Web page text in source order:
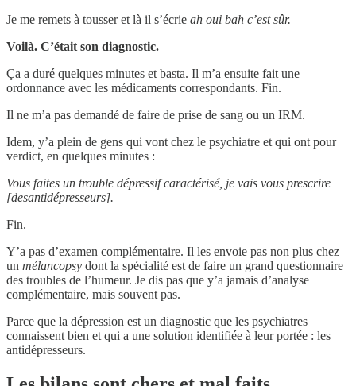
Je me remets à tousser et là il s’écrie ah oui bah c’est sûr.
Voilà. C’était son diagnostic.
Ça a duré quelques minutes et basta. Il m’a ensuite fait une
ordonnance avec les médicaments correspondants. Fin.
Il ne m’a pas demandé de faire de prise de sang ou un IRM.
Idem, y’a plein de gens qui vont chez le psychiatre et qui ont pour
verdict, en quelques minutes :
Vous faites un trouble dépressif caractérisé, je vais vous prescrire
[desantidépresseurs].
Fin.
Y’a pas d’examen complémentaire. Il les envoie pas non plus chez
un mélancopsy dont la spécialité est de faire un grand questionnaire
des troubles de l’humeur. Je dis pas que y’a jamais d’analyse
complémentaire, mais souvent pas.
Parce que la dépression est un diagnostic que les psychiatres
connaissent bien et qui a une solution identifiée à leur portée : les
antidépresseurs.